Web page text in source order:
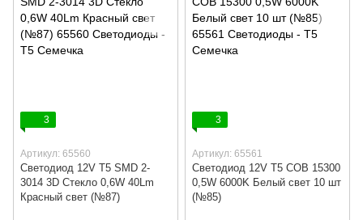
3
Артикул: 65560
Светодиод 12V Т5 SMD 2-
3014 3D Стекло 0,6W 40Lm
Красный свет (№87)
3
Артикул: 65561
Светодиод 12V Т5 COB 15300
0,5W 6000K Белый свет 10 шт
(№85)